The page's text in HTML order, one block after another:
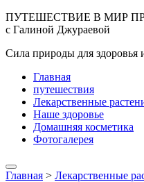
ПУТЕШЕСТВИЕ В МИР
с Галиной Джураевой
Сила природы для здоровья
Главная
путешествия
Лекарственные
Наше здоровье
Домашняя косметика
Фотогалерея
Главная > Лекарственные